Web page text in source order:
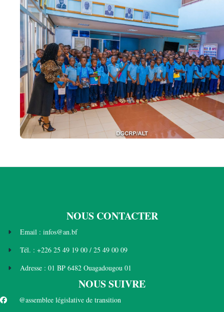
NOUS CONTACTER
Email : infos@an.bf
Tél. : +226 25 49 19 00 / 25 49 00 09
Adresse : 01 BP 6482 Ouagadougou 01
NOUS SUIVRE
@assemblee législative de transition